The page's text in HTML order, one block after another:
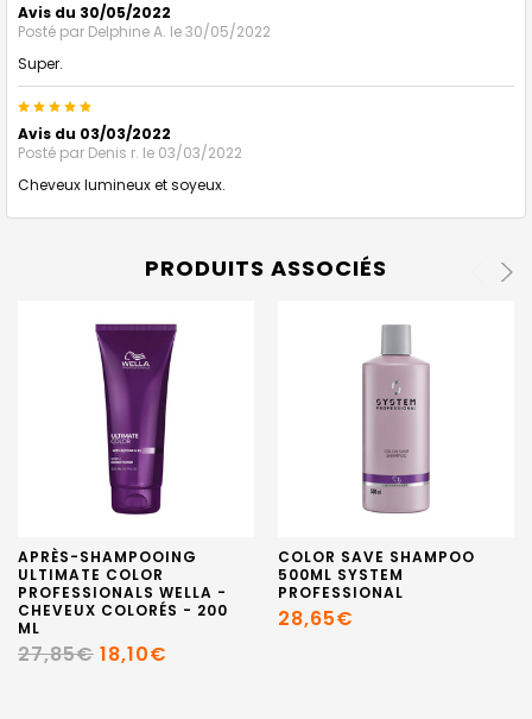
Avis du 30/05/2022
Posté par Delphine A. le 30/05/2022
Super.
5
Avis du 03/03/2022
Posté par Denis r. le 03/03/2022
Cheveux lumineux et soyeux.
PRODUITS ASSOCIÉS
APRÈS-SHAMPOOING
ULTIMATE COLOR
PROFESSIONALS WELLA -
CHEVEUX COLORÉS - 200
ML
27,85€ 18,10€
COLOR SAVE SHAMPOO
500ML SYSTEM
PROFESSIONAL
28,65€